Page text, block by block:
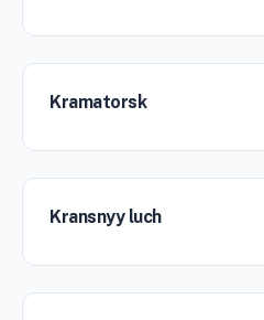
Kramatorsk
Kransnyy luch